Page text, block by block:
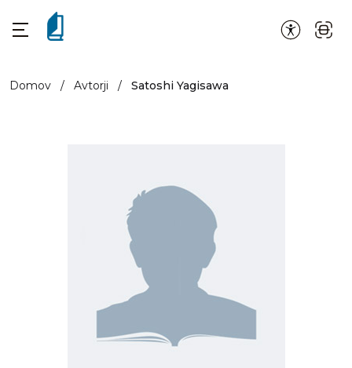
Domov / Avtorji / Satoshi Yagisawa